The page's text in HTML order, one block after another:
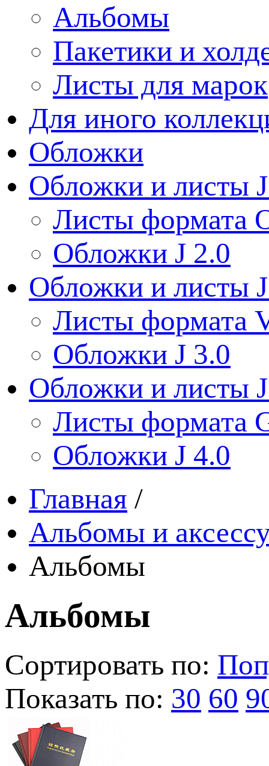
Альбомы
Пакетики и
Листы для марок
Для иного
Обложки
Обложки и листы
Листы формата
Обложки J 2.0
Обложки и листы
Листы формата
Обложки J 3.0
Обложки и листы
Листы формата
Обложки J 4.0
Главная /
Альбомы и
Альбомы
Альбомы
Сортировать по:
Показать по: 30 60